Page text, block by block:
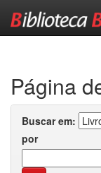
Página
Buscar em:
por